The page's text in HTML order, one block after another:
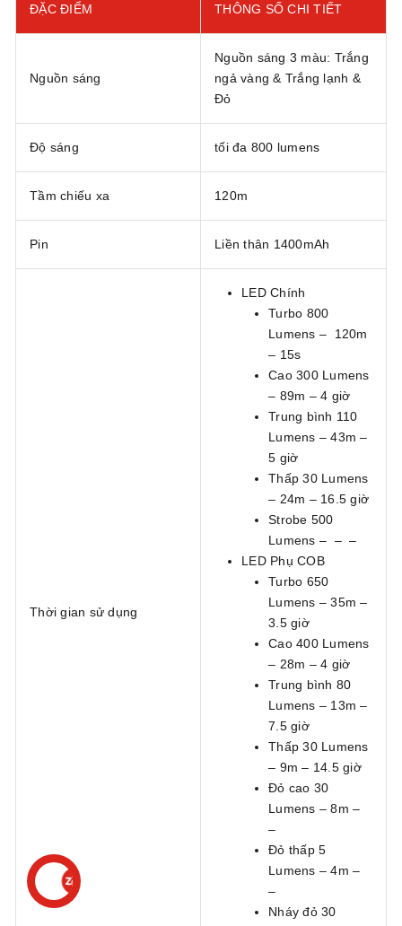
ĐẶC ĐIỂM THÔNG SỐ CHI TIẾT
Nguồn sáng
Nguồn sáng 3 màu: Trắng
ngả vàng & Trắng lạnh &
Đỏ
Độ sáng tối đa 800 lumens
Tầm chiếu xa 120m
Pin Liền thân 1400mAh
Thời gian sử dụng
LED Chính
Turbo 800
Lumens – 120m
– 15s
Cao 300 Lumens
– 89m – 4 giờ
Trung bình 110
Lumens – 43m –
5 giờ
Thấp 30 Lumens
– 24m – 16.5 giờ
Strobe 500
Lumens – – –
LED Phụ COB
Turbo 650
Lumens – 35m –
3.5 giờ
Cao 400 Lumens
– 28m – 4 giờ
Trung bình 80
Lumens – 13m –
7.5 giờ
Thấp 30 Lumens
– 9m – 14.5 giờ
Đỏ cao 30
Lumens – 8m –
–
Đỏ thấp 5
Lumens – 4m –
–
Nháy đỏ 30